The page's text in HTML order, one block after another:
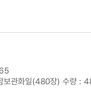
보관화일(480장) 수량 :